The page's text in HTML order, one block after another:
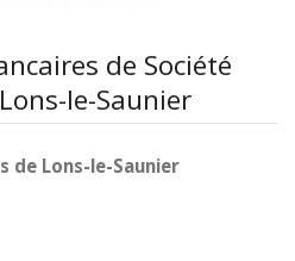
de Société
le-Saunier
de Lons-le-Saunier